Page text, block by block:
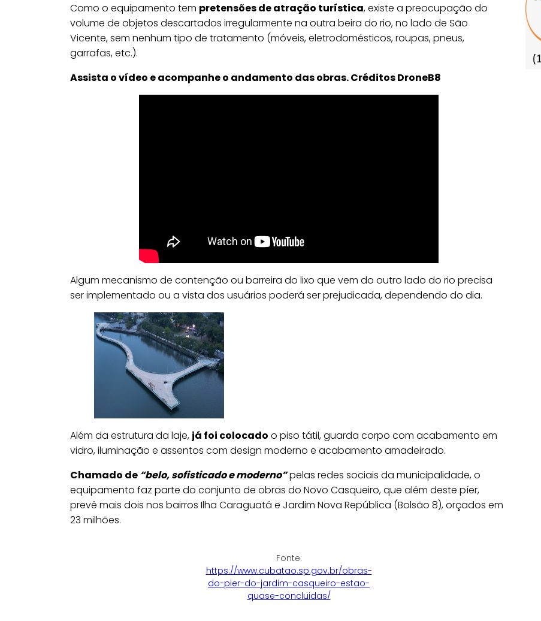
Como o equipamento tem pretensões de atração turística, existe a preocupação do
volume de objetos descartados irregularmente na outra beira do rio, no lado de São
Vicente, sem nenhum tipo de tratamento (móveis, eletrodomésticos, roupas, pneus,
garrafas, etc.).
Assista o vídeo e acompanhe o andamento das obras. Créditos DroneB8
Algum mecanismo de contenção ou barreira do lixo que vem do outro lado do rio precisa
ser implementado ou a vista dos usuários poderá ser prejudicada, dependendo do dia.
Além da estrutura da laje, já foi colocado o piso tátil, guarda corpo com acabamento em
vidro, iluminação e assentos com design moderno e acabamento amadeirado.
Chamado de “belo, sofisticado e moderno”pelas redes sociais da municipalidade, o
equipamento faz parte do conjunto de obras do Novo Casqueiro, que além deste píer,
prevê mais dois nos bairros Ilha Caraguatá e Jardim Nova República (Bolsão 8), orçados em
23 milhões.
Fonte:
https://www.cubatao.sp.gov.br/obras-
do-pier-do-jardim-casqueiro-estao-
quase-concluidas/